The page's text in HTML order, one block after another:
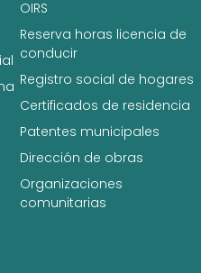
OIRS
Reserva horas licencia de
conducir
Registro social de hogares
Certificados de residencia
Patentes municipales
Dirección de obras
Organizaciones
comunitarias